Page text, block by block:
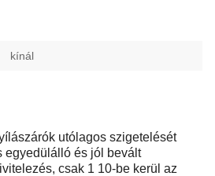
kínál
utólagos szigetelését
egyedülálló és jól bevált
csak 1 10-be kerül az